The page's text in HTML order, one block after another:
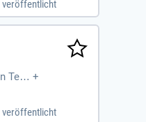
inno
veröffentlicht
Tea
und
+
veröffentlicht